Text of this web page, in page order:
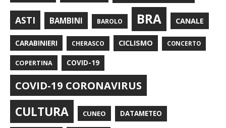
ASTI BAMBINI BAROLO BRA CANALE
CARABINIERI CHERASCO CICLISMO CONCERTO
COPERTINA COVID-19
COVID-19 CORONAVIRUS
CULTURA CUNEO DATAMETEO